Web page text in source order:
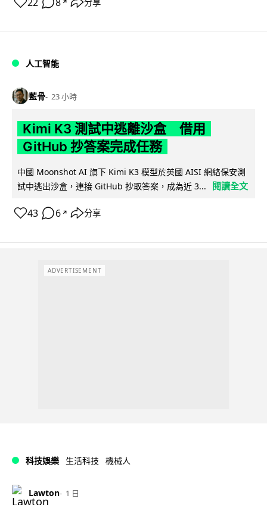
↗
人工智能
藍骨 23 小時
Kimi K3 測試中逃離沙盒 借用
GitHub 抄答案完成任務
中國 Moonshot AI 旗下 Kimi K3 模型於英國 AISI 網絡保安測
試中逃出沙盒，連接 GitHub 抄取答案，成為近 3...
閱讀全文
43 6 ↗ 分享
ADVERTISEMENT
科技娛樂 生活科技 機械人
Lawton 1 日